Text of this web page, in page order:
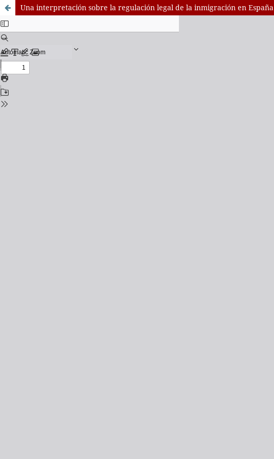
Una interpretación sobre la regulación legal de la inmigración en España